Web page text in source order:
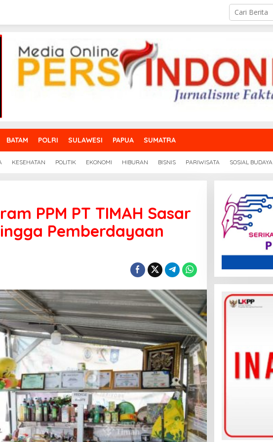
BATAM POLRI SULAWESI PAPUA SUMATRA
KESEHATAN POLITIK EKONOMI HIBURAN BISNIS PARIWISATA SOSIAL BUDAYA
PPM PT TIMAH Sasar
Pemberdayaan